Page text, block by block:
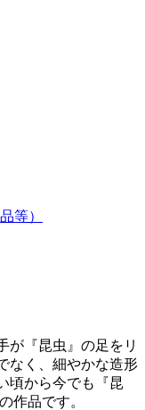
等）
が『昆虫』の足をリ
なく、細やかな造形
頃から今でも『昆
作品です。